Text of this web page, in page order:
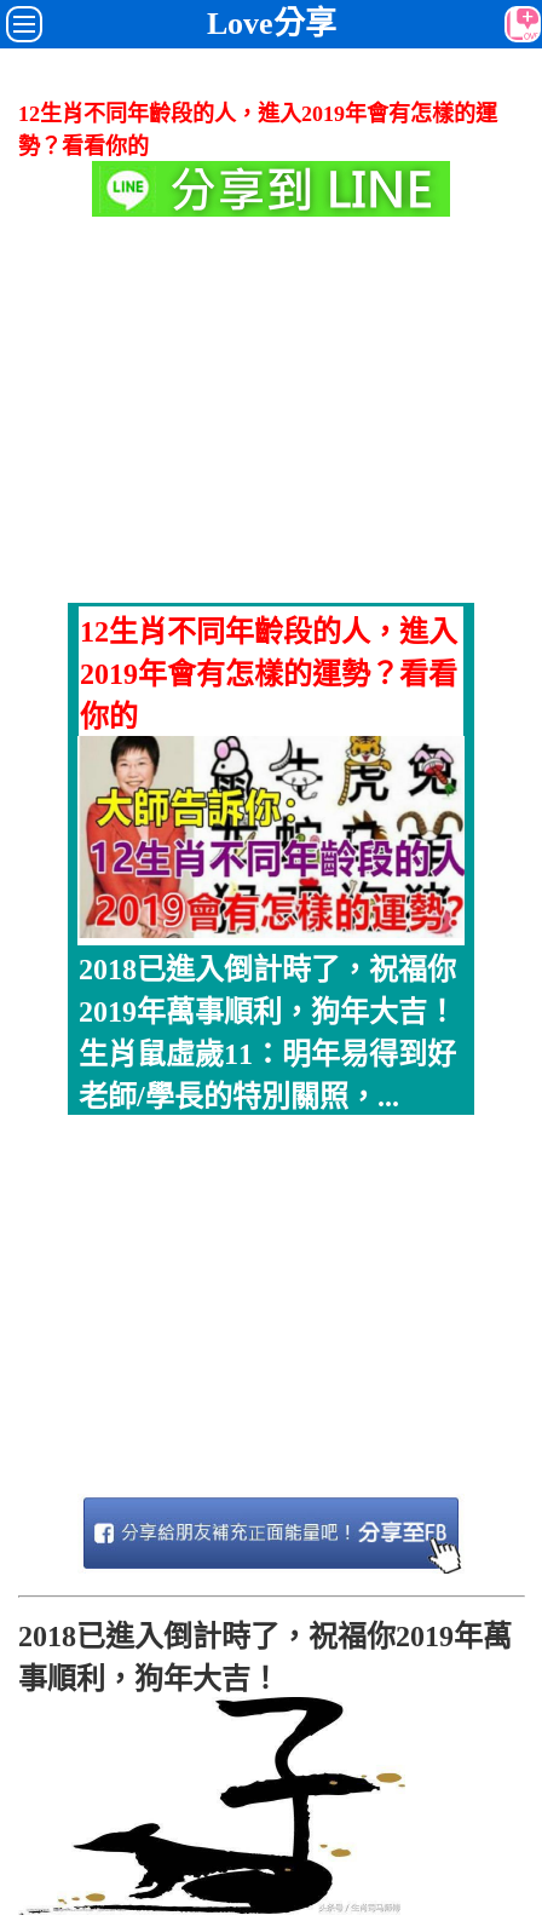
Love分享
12生肖不同年齡段的人，進入2019年會有怎樣的運
勢？看看你的
12生肖不同年齡段的人，進入
2019年會有怎樣的運勢？看看
你的
2018已進入倒計時了，祝福你
2019年萬事順利，狗年大吉！
生肖鼠虛歲11：明年易得到好
老師/學長的特別關照，...
2018已進入倒計時了，祝福你2019年萬
事順利，狗年大吉！